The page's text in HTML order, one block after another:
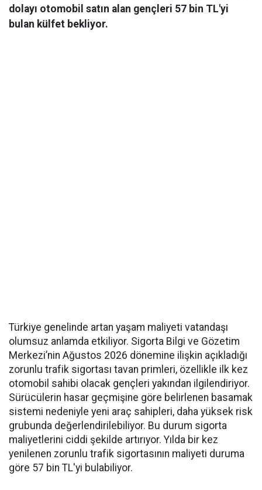
dolayı otomobil satın alan gençleri 57 bin TL'yi
bulan külfet bekliyor.
Türkiye genelinde artan yaşam maliyeti vatandaşı
olumsuz anlamda etkiliyor. Sigorta Bilgi ve Gözetim
Merkezi’nin Ağustos 2026 dönemine ilişkin açıkladığı
zorunlu trafik sigortası tavan primleri, özellikle ilk kez
otomobil sahibi olacak gençleri yakından ilgilendiriyor.
Sürücülerin hasar geçmişine göre belirlenen basamak
sistemi nedeniyle yeni araç sahipleri, daha yüksek risk
grubunda değerlendirilebiliyor. Bu durum sigorta
maliyetlerini ciddi şekilde artırıyor. Yılda bir kez
yenilenen zorunlu trafik sigortasının maliyeti duruma
göre 57 bin TL'yi bulabiliyor.